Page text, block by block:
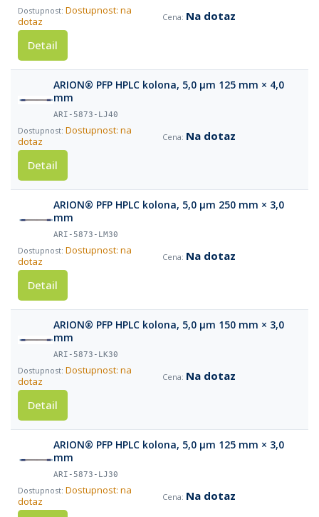
Dostupnost: na
dotaz
Na dotaz
Detail
ARION® PFP HPLC kolona, 5,0 µm 125 mm × 4,0
mm
ARI-5873-LJ40
Dostupnost: na
dotaz
Na dotaz
Detail
ARION® PFP HPLC kolona, 5,0 µm 250 mm × 3,0
mm
ARI-5873-LM30
Dostupnost: na
dotaz
Na dotaz
Detail
ARION® PFP HPLC kolona, 5,0 µm 150 mm × 3,0
mm
ARI-5873-LK30
Dostupnost: na
dotaz
Na dotaz
Detail
ARION® PFP HPLC kolona, 5,0 µm 125 mm × 3,0
mm
ARI-5873-LJ30
Dostupnost: na
dotaz
Na dotaz